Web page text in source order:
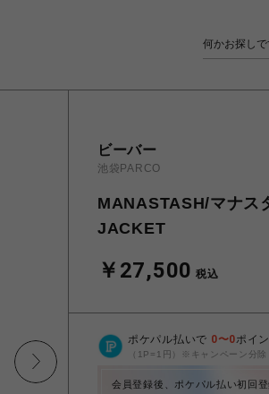
ビーバー
池袋PARCO
MANASTASH/マナス
JACKET
￥27,500 税込
ポケパル払いで 0〜0ポイ
（1P=1円）※キャンペーン分除
会員登録後、ポケパル払い初回